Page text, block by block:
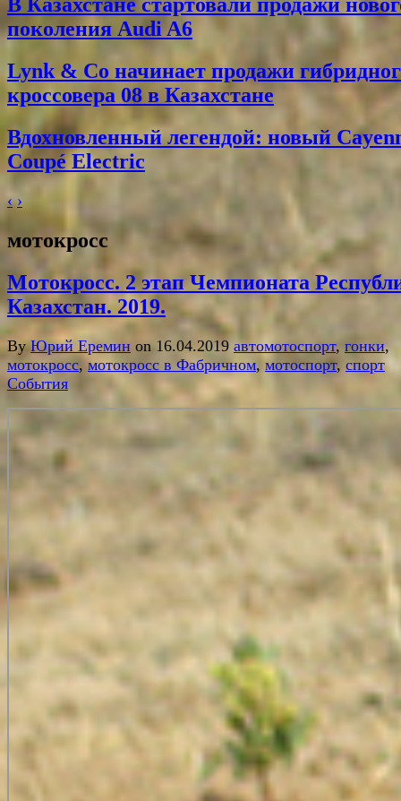
В Казахстане стартовали продажи
поколения Audi A6
Lynk & Co начинает продажи
кроссовера 08 в Казахстане
Вдохновленный легендой: новый
Coupé Electric
‹ ›
мотокросс
Мотокросс. 2 этап Чемпионата
Казахстан. 2019.
ByЮрий Еремин on 16.04.2019 автомотоспорт, гонки,
мотокросс,мотокросс в Фабричном, мотоспорт, спорт
События